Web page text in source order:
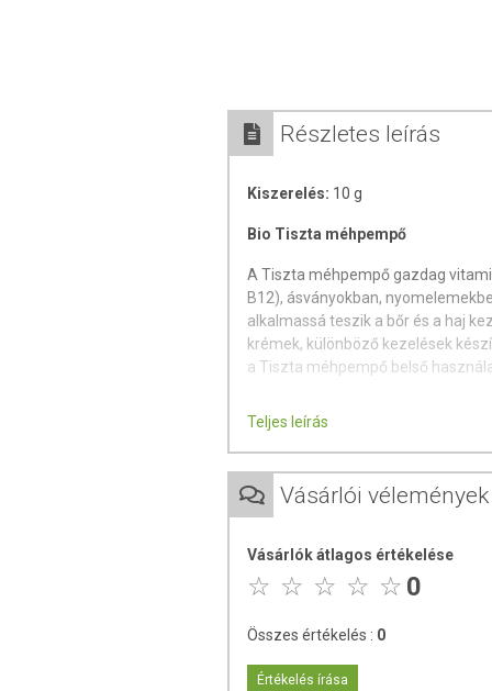
Részletes leírás
Kiszerelés: 10 g
Bio Tiszta méhpempő
A Tiszta méhpempő gazdag
B12), ásványokban,
alkalmassá teszik a bőr és a haj
krémek, különböző kezelések
a Tiszta méhpempő belső
pempő fontos ásványi anyag -,
tartalmaz, amelyek között ott
aminosavat. Továbbá a
cukrokat és zsírsavakat is. Igazán
teszi a méhpempőt. Az acetilkolin
vegyületek.
A tiszta méhpempő természetes
csodás anyagot nem vetik alá
köszönhetően összetett módon
Teljes leírás
Vásárlói vélemények
Vásárlók átlagos értékelése
0
Összes értékelés : 0
Értékelés írása